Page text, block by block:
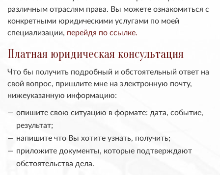
различным отраслям права. Вы можете ознакомиться с
конкретными юридическими услугами по моей
специализации, перейдя по ссылке.
Платная юридическая консультация
Что бы получить подробный и обстоятельный ответ на
свой вопрос, пришлите мне на электронную почту,
нижеуказанную информацию:
опишите свою ситуацию в формате: дата, событие,
результат;
напишите что Вы хотите узнать, получить;
приложите документы, которые подтверждают
обстоятельства дела.